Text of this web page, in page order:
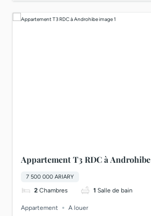
Appartement T3 RDC à Androhibe
7 500 000 ARIARY
2 Chambres 1 Salle de bain
Appartement A louer